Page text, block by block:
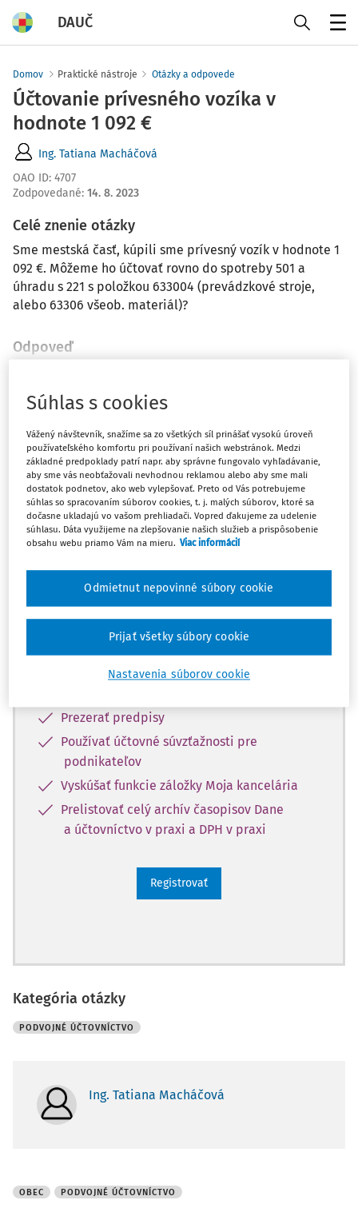
DAUČ
Domov Praktické nástroje Otázky a odpovede
Účtovanie prívesného vozíka v
hodnote 1 092 €
Ing. Tatiana Macháčová
OAO ID: 4707
Zodpovedané: 14. 8. 2023
Celé znenie otázky
Sme mestská časť, kúpili sme prívesný vozík v hodnote 1
092 €. Môžeme ho účtovať rovno do spotreby 501 a
úhradu s 221 s položkou 633004 (prevádzkové stroje,
alebo 63306 všeob. materiál)?
Odpoveď
Máte predplatné?
Zatiaľ ste si prečítali len začiatok...
Celý dokument je len pre predplatiteľov.
Zaregistrujte sa a získajte
zadarmo prístup k vybranému obsahu na
10 dní.
Prezerať predpisy
Používať účtovné súvzťažnosti pre
podnikateľov
Vyskúšať funkcie záložky Moja kancelária
Prelistovať celý archív časopisov Dane
a účtovníctvo v praxi a DPH v praxi
Registrovať
Kategória otázky
PODVOJNÉ ÚČTOVNÍCTVO
Ing. Tatiana Macháčová
OBEC PODVOJNÉ ÚČTOVNÍCTVO
Súhlas s cookies
Vážený návštevník, snažíme sa zo všetkých síl prinášať vysokú úroveň
používateľského komfortu pri používaní našich webstránok. Medzi
základné predpoklady patrí napr. aby správne fungovalo vyhľadávanie,
aby sme vás neobťažovali nevhodnou reklamou alebo aby sme mali
dostatok podnetov, ako web vylepšovať. Preto od Vás potrebujeme
súhlas so spracovaním súborov cookies, t. j. malých súborov, ktoré sa
dočasne ukladajú vo vašom prehliadači. Vopred ďakujeme za udelenie
súhlasu. Dáta využijeme na zlepšovanie našich služieb a prispôsobenie
obsahu webu priamo Vám na mieru. Viac informácií
Nastavenia súborov cookie
Odmietnut nepovinné súbory cookie
Prijať všetky súbory cookie